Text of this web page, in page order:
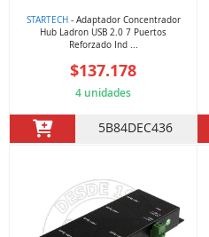
STARTECH- Adaptador Concentrador
Hub Ladron USB 2.0 7 Puertos
Reforzado Ind ...
$137.178
4 unidades
5B84DEC436